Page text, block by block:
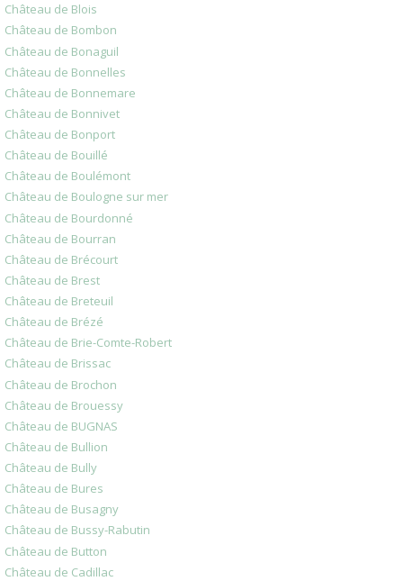
Château de Blois
Château de Bombon
Château de Bonaguil
Château de Bonnelles
Château de Bonnemare
Château de Bonnivet
Château de Bonport
Château de Bouillé
Château de Boulémont
Château de Boulogne sur mer
Château de Bourdonné
Château de Bourran
Château de Brécourt
Château de Brest
Château de Breteuil
Château de Brézé
Château de Brie-Comte-Robert
Château de Brissac
Château de Brochon
Château de Brouessy
Château de BUGNAS
Château de Bullion
Château de Bully
Château de Bures
Château de Busagny
Château de Bussy-Rabutin
Château de Button
Château de Cadillac